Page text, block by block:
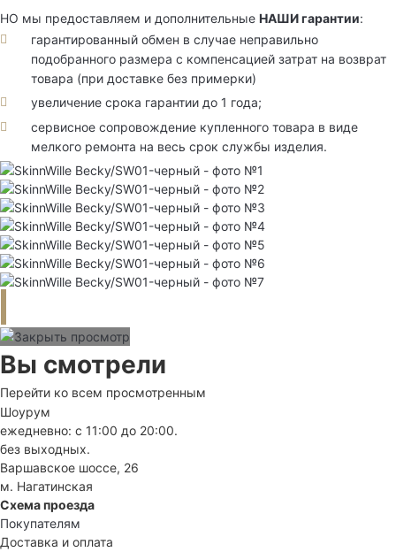
НО мы предоставляем и дополнительные НАШИ гарантии:
гарантированный обмен в случае неправильно
подобранного размера с компенсацией затрат на возврат
товара (при доставке без примерки)
увеличение срока гарантии до 1 года;
сервисное сопровождение купленного товара в виде
мелкого ремонта на весь срок службы изделия.
Вы смотрели
Перейти ко всем просмотренным
Шоурум
ежедневно: с 11:00 до 20:00.
без выходных.
Варшавское шоссе, 26
м. Нагатинская
Схема проезда
Покупателям
Доставка и оплата